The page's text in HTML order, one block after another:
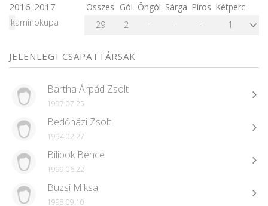
2016-2017 Összes Gól Öngól Sárga Piros Kétperc
kaminokupa
29 2 - - - 1
JELENLEGI CSAPATTÁRSAK
Bartha Árpád Zsolt
1997.07.25
Bedőházi Zsolt
1994.02.27
Bilibok Bence
1999.06.22
Buzsi Miksa
1998.09.10